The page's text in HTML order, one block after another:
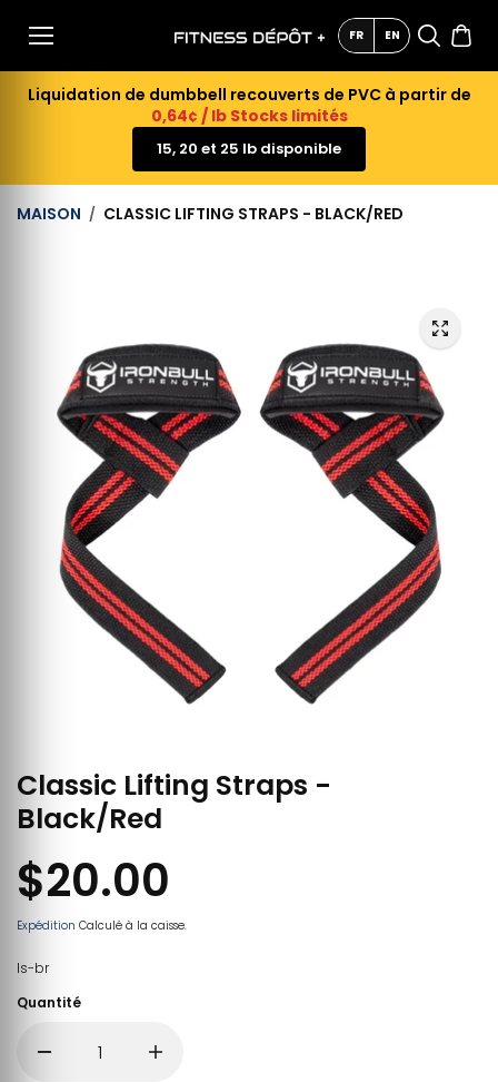
CONTE
NU FR EN
Liquidation de dumbbell recouverts de PVC à partir de
0,64¢ / lb Stocks limités
15, 20 et 25 lb disponible
MAISON CLASSIC LIFTING STRAPS - BLACK/RED
Classic Lifting Straps -
Black/Red
$20.00
Expédition Calculé à la caisse.
ls-br
Quantité